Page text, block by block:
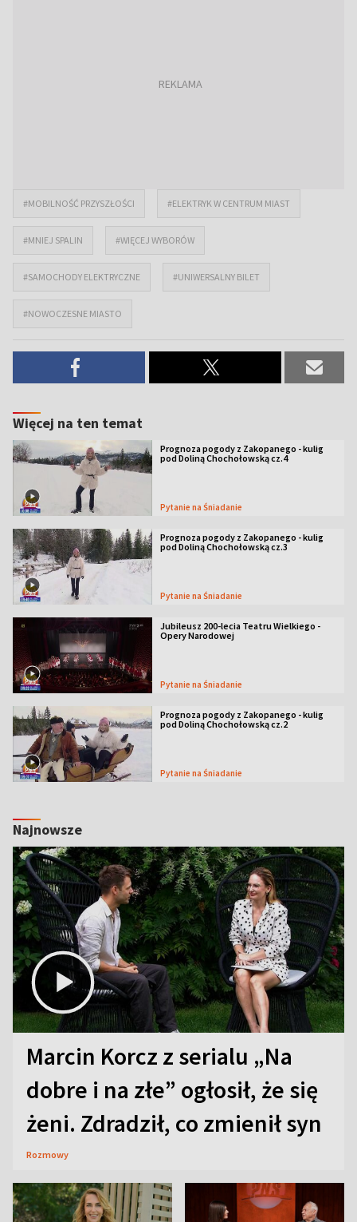
#MOBILNOŚĆ PRZYSZŁOŚCI #ELEKTRYK W CENTRUM MIAST
#MNIEJ SPALIN #WIĘCEJ WYBORÓW
#SAMOCHODY ELEKTRYCZNE #UNIWERSALNY BILET
#NOWOCZESNE MIASTO
Więcej na ten temat
Prognoza pogody z Zakopanego - kulig
pod Doliną Chochołowską cz.4
Pytanie na Śniadanie
Prognoza pogody z Zakopanego - kulig
pod Doliną Chochołowską cz.3
Pytanie na Śniadanie
Jubileusz 200-lecia Teatru Wielkiego -
Opery Narodowej
Pytanie na Śniadanie
Prognoza pogody z Zakopanego - kulig
pod Doliną Chochołowską cz.2
Pytanie na Śniadanie
Najnowsze
Marcin Korcz z serialu „Na
dobre i na złe” ogłosił, że się
żeni. Zdradził, co zmienił syn
Rozmowy